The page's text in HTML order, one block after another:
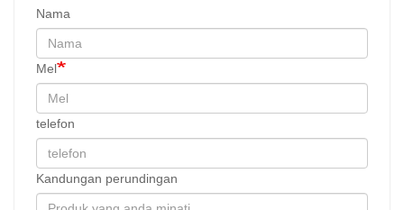
Nama
Mel
telefon
Kandungan perundingan